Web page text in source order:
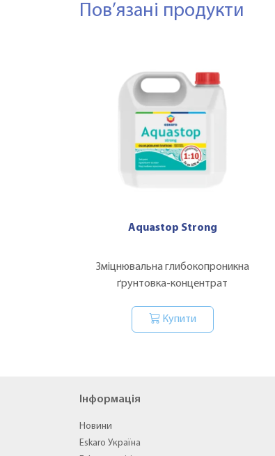
Пов’язані продукти
Aquastop Strong
Зміцнювальна глибокопроникна
ґрунтовка-концентрат
Купити
Інформація
Новини
Eskaro Україна